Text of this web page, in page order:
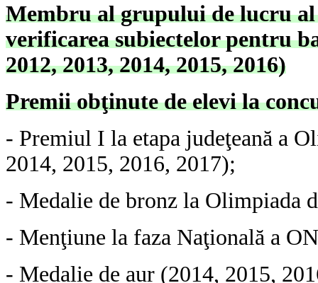
Membru al grupului de lucru
verificarea subiectelor pentru
2012, 2013, 2014, 2015, 2016)
Premiiobţinute de elevila
- Premiul I la etapa judeţeană a
2014, 2015, 2016, 2017);
- Medalie de bronz la Olimpiada
- Menţiune la faza Naţională a
- Medalie de aur (2014, 2015,